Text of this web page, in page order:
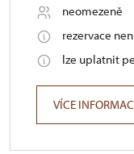
neomezeně
rezervace
lze uplatnit
VÍCE